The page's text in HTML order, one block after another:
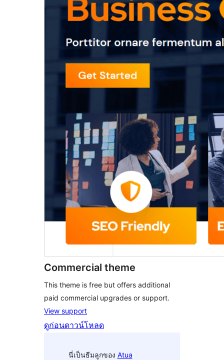
Commercial theme
This theme is free but offers additional
paid commercial upgrades or support.
View support
ดูก่อนดาวน์โหลด
นี่เป็นธีมลูกของ Atua